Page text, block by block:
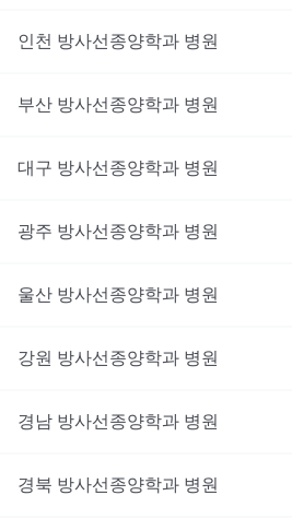
인천 방사선종양학과 병원
부산 방사선종양학과 병원
대구 방사선종양학과 병원
광주 방사선종양학과 병원
울산 방사선종양학과 병원
강원 방사선종양학과 병원
경남 방사선종양학과 병원
경북 방사선종양학과 병원
대기없이 진료를 받고 싶으신가요?